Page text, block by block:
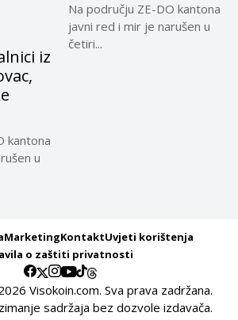
iz
kantona
u
Na području ZE-DO kantona
javni red i mir je narušen u
četiri...
MarketingKontaktUvjeti korištenja
o zaštiti privatnosti
Visokoin.com. Sva prava zadržana.
sadržaja bez dozvole izdavača.